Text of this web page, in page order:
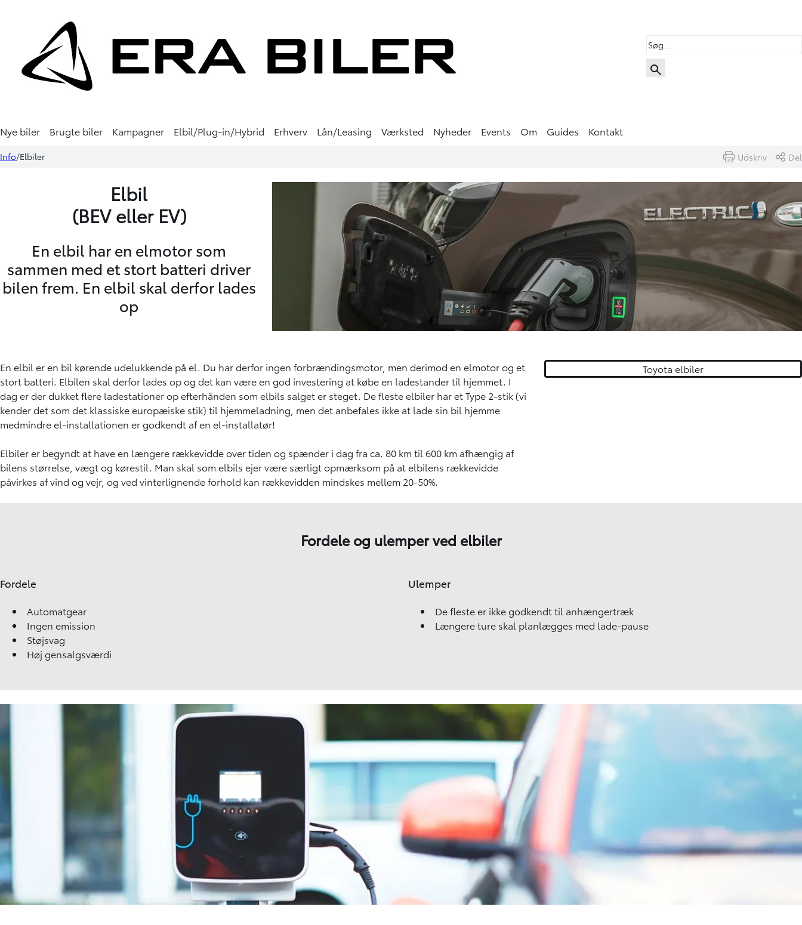
Nye biler Brugte biler Kampagner Elbil/Plug-in/Hybrid Erhverv Lån/Leasing Værksted Nyheder Events Om Guides Kontakt
Info Elbiler Udskriv Del
Elbil
(BEV eller EV)
En elbil har en elmotor som
sammen med et stort batteri driver
bilen frem. En elbil skal derfor lades
op
En elbil er en bil kørende udelukkende på el. Du har derfor ingen forbrændingsmotor, men derimod en elmotor og et
stort batteri. Elbilen skal derfor lades op og det kan være en god investering at købe en ladestander til hjemmet. I
dag er der dukket flere ladestationer op efterhånden som elbils salget er steget. De fleste elbiler har et Type 2-stik (vi
kender det som det klassiske europæiske stik) til hjemmeladning, men det anbefales ikke at lade sin bil hjemme
medmindre el-installationen er godkendt af en el-installatør!
Elbiler er begyndt at have en længere rækkevidde over tiden og spænder i dag fra ca. 80 km til 600 km afhængig af
bilens størrelse, vægt og kørestil. Man skal som elbils ejer være særligt opmærksom på at elbilens rækkevidde
påvirkes af vind og vejr, og ved vinterlignende forhold kan rækkevidden mindskes mellem 20-50%.
Toyota elbiler
Fordele og ulemper ved elbiler
Fordele
Automatgear
Ingen emission
Støjsvag
Høj gensalgsværdi
Ulemper
De fleste er ikke godkendt til anhængertræk
Længere ture skal planlægges med lade-pause